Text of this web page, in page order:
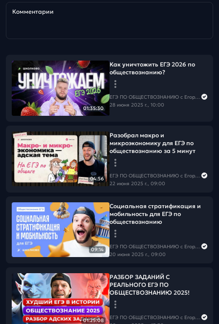
Комментарии
01:35:30
Как уничтожить ЕГЭ 2026 по
обществознанию?
ЕГЭ ПО ОБЩЕСТВОЗНАНИЮ c Егором Кантом
28 июня 2025 г., 10:00
04:56
Разобрал макро и
микроэкономику для ЕГЭ по
обществознанию за 5 минут
ЕГЭ ПО ОБЩЕСТВОЗНАНИЮ c Егором Кантом
22 июня 2025 г., 09:00
09:14
Социальная стратификация и
мобильность для ЕГЭ по
обществознанию
ЕГЭ ПО ОБЩЕСТВОЗНАНИЮ c Егором Кантом
20 июня 2025 г., 09:00
01:25:08
РАЗБОР ЗАДАНИЙ С
РЕАЛЬНОГО ЕГЭ ПО
ОБЩЕСТВОЗНАНИЮ 2025!
ЕГЭ ПО ОБЩЕСТВОЗНАНИЮ c Егором Кантом